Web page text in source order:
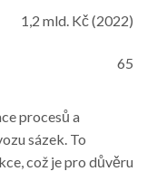
1,2 mld. Kč (2022)
65
procesů a
sázek. To
což je pro důvěru